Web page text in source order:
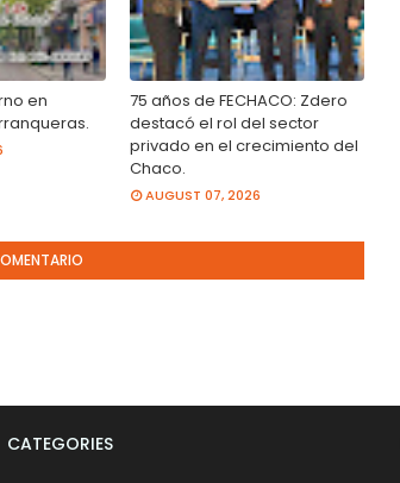
en
75 años de FECHACO: Zdero
destacó el rol del sector
privado en el crecimiento del
Chaco.
AUGUST 07, 2026
CATEGORIES